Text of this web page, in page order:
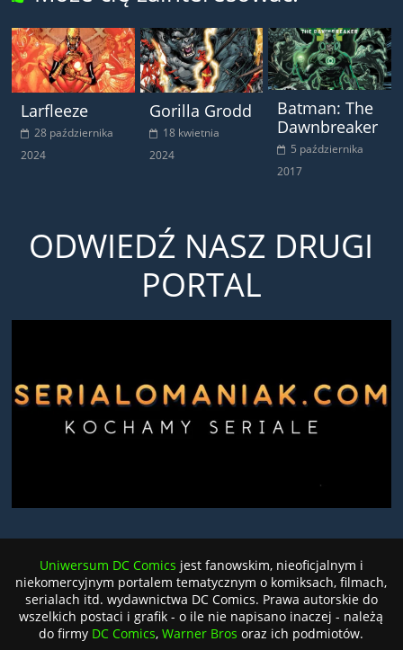
Larfleeze
28 października
2024
Gorilla Grodd
18 kwietnia
2024
Batman: The
Dawnbreaker
5 października
2017
ODWIEDŹ NASZ DRUGI
PORTAL
Uniwersum DC Comics jest fanowskim, nieoficjalnym i
niekomercyjnym portalem tematycznym o komiksach, filmach,
serialach itd. wydawnictwa DC Comics. Prawa autorskie do
wszelkich postaci i grafik - o ile nie napisano inaczej - należą
do firmy DC Comics,Warner Bros oraz ich podmiotów.